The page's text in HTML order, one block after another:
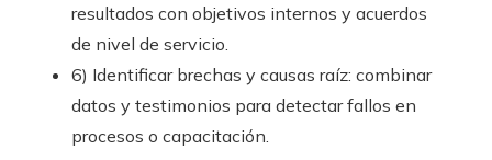
resultados con objetivos internos y acuerdos
de nivel de servicio.
6) Identificar brechas y causas raíz: combinar
datos y testimonios para detectar fallos en
procesos o capacitación.